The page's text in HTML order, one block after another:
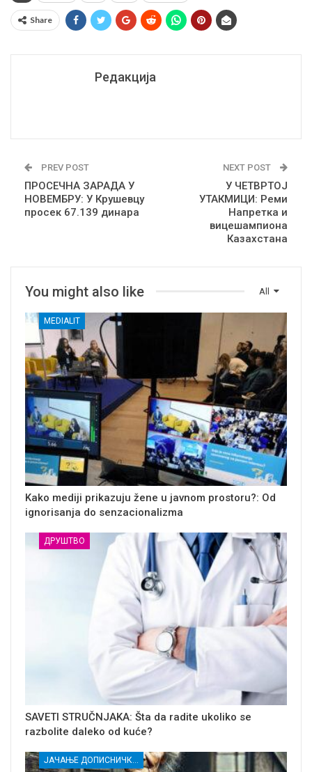
Share
Редакција
PREV POST
ПРОСЕЧНА ЗАРАДА У
НОВЕМБРУ: У Крушевцу
просек 67.139 динара
NEXT POST
У ЧЕТВРТОЈ
УТАКМИЦИ: Реми
Напретка и
вицешампиона
Казахстана
All
You might also like
MEDIALIT
Kako mediji prikazuju žene u javnom prostoru?: Od
ignorisanja do senzacionalizma
ДРУШТВО
SAVETI STRUČNJAKA: Šta da radite ukoliko se
razbolite daleko od kuće?